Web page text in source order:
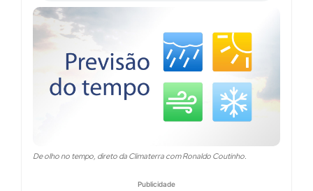
De olho no tempo, direto da Climaterra com Ronaldo Coutinho.
Publicidade